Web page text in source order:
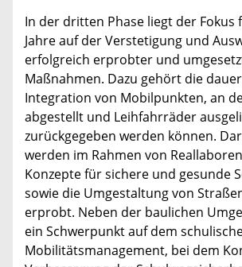
In der dritten Phase liegt der Fokus
Jahre auf der Verstetigung und
erfolgreich erprobter und
Maßnahmen. Dazu gehört die
Integration von Mobilpunkten, an
abgestellt und Leihfahrräder
zurückgegeben werden können.
werden im Rahmen von
Konzepte für sichere und gesunde
sowie die Umgestaltung von
erprobt. Neben der baulichen
ein Schwerpunkt auf dem
Mobilitätsmanagement, bei dem